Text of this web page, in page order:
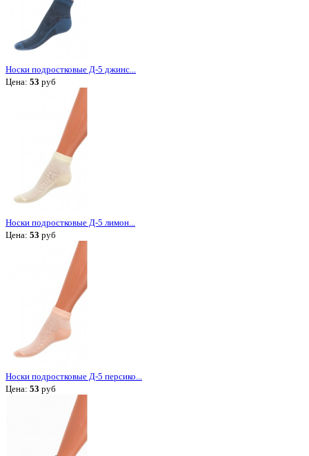
Носки подростковые Д-5 джинс...
Цена: 53 руб
Носки подростковые Д-5 лимон...
Цена: 53 руб
Носки подростковые Д-5 персико...
Цена: 53 руб